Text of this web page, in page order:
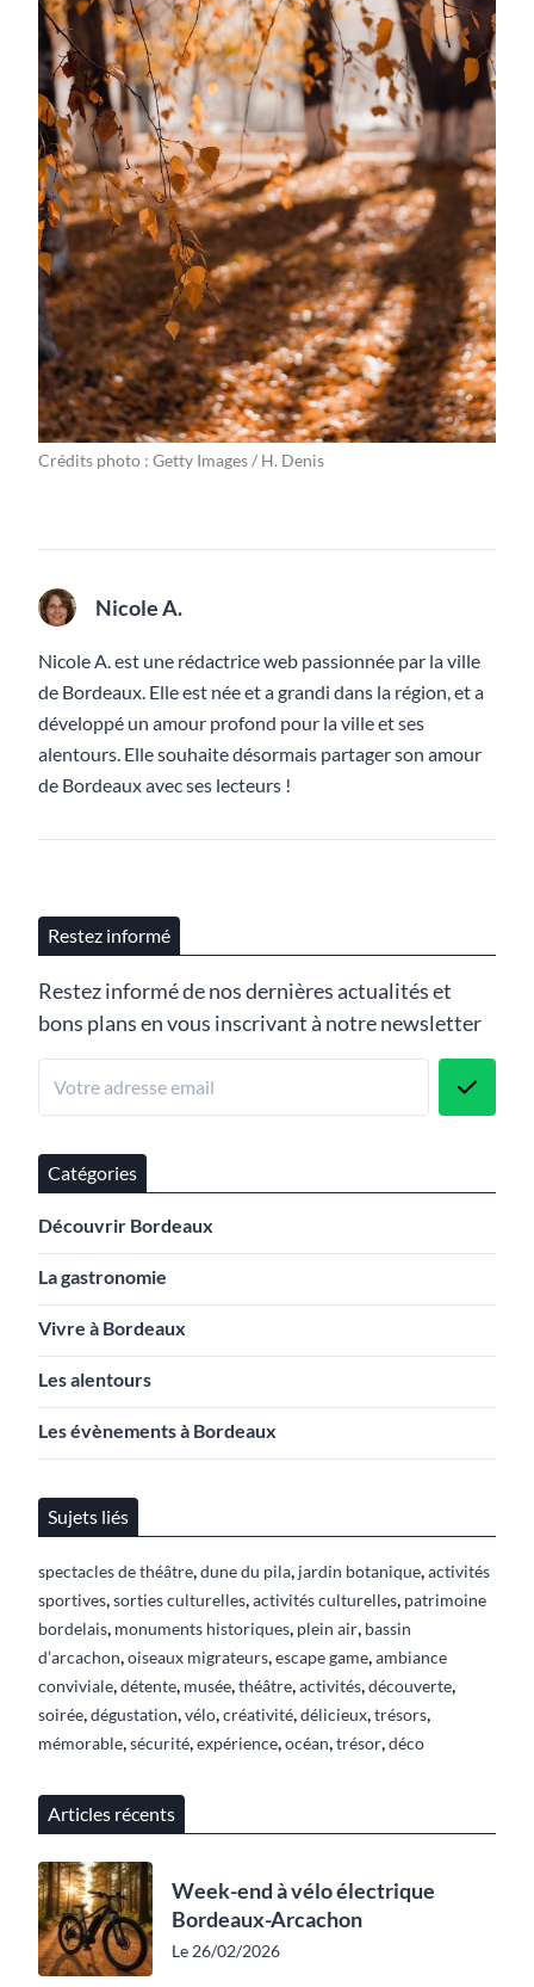
Crédits photo : Getty Images / H. Denis
Nicole A.
Nicole A. est une rédactrice web passionnée par la ville
de Bordeaux. Elle est née et a grandi dans la région, et a
développé un amour profond pour la ville et ses
alentours. Elle souhaite désormais partager son amour
de Bordeaux avec ses lecteurs !
Restez informé
Restez informé de nos dernières actualités et
bons plans en vous inscrivant à notre newsletter
Catégories
Découvrir Bordeaux
La gastronomie
Vivre à Bordeaux
Les alentours
Les évènements à Bordeaux
Sujets liés
spectacles de théâtre,dune du pila, jardin botanique,activités
sportives,sorties culturelles,activités culturelles, patrimoine
bordelais, monuments historiques, plein air, bassin
d’arcachon,oiseaux migrateurs,escape game,ambiance
conviviale,détente, musée,théâtre,activités,découverte,
soirée,dégustation,vélo,créativité,délicieux,trésors,
mémorable,sécurité,expérience,océan,trésor,déco
Articles récents
Week-end à vélo électrique
Bordeaux-Arcachon
Le 26/02/2026